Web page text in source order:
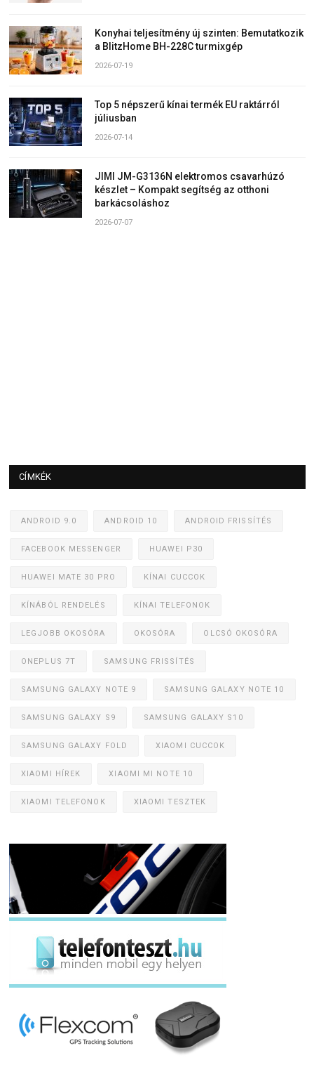
Konyhai teljesítmény új szinten: Bemutatkozik
a BlitzHome BH-228C turmixgép
2026-07-19
Top 5 népszerű kínai termék EU raktárról
júliusban
2026-07-14
JIMI JM-G3136N elektromos csavarhúzó
készlet – Kompakt segítség az otthoni
barkácsoláshoz
2026-07-07
CÍMKÉK
ANDROID 9.0 ANDROID 10 ANDROID FRISSÍTÉS
FACEBOOK MESSENGER HUAWEI P30
HUAWEI MATE 30 PRO KÍNAI CUCCOK
KÍNÁBÓL RENDELÉS KÍNAI TELEFONOK
LEGJOBB OKOSÓRA OKOSÓRA OLCSÓ OKOSÓRA
ONEPLUS 7T SAMSUNG FRISSÍTÉS
SAMSUNG GALAXY NOTE 9 SAMSUNG GALAXY NOTE 10
SAMSUNG GALAXY S9 SAMSUNG GALAXY S10
SAMSUNG GALAXY FOLD XIAOMI CUCCOK
XIAOMI HÍREK XIAOMI MI NOTE 10
XIAOMI TELEFONOK XIAOMI TESZTEK